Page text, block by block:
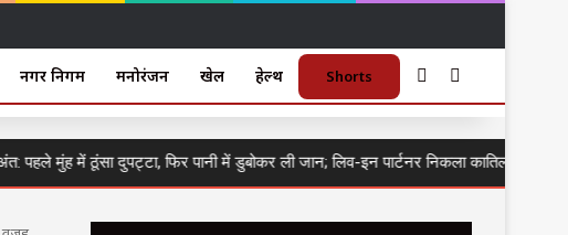
नगर निगम मनोरंजन खेल हेल्थ Shorts Sidebar
मुंह में ठूंसा दुपट्टा, फिर पानी में डुबोकर ली जान; लिव-इन पार्टनर निकला कातिल, आरोपी